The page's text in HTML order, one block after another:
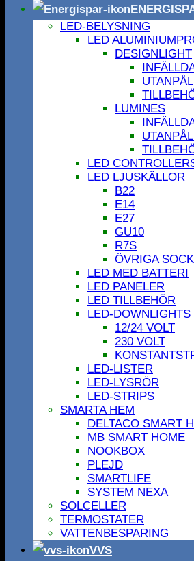
LED-BELYSNING
LED
DESIGNLIGHT
LUMINES
LED
LED LJUSKÄLLOR
B22
E14
E27
GU10
R7S
ÖVRIGA
LED MED BATTERI
LED PANELER
LED TILLBEHÖR
LED-DOWNLIGHTS
12/24 VOLT
230 VOLT
LED-LISTER
LED-LYSRÖR
LED-STRIPS
SMARTA HEM
DELTACO SMART
MB SMART HOME
NOOKBOX
PLEJD
SMARTLIFE
SYSTEM NEXA
SOLCELLER
TERMOSTATER
VATTENBESPARING
VVS